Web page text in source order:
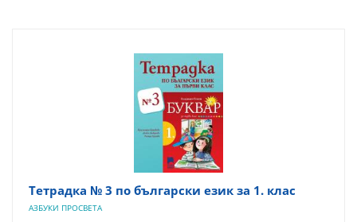
Тетрадка № 3 по български език за 1. клас
АЗБУКИ ПРОСВЕТА